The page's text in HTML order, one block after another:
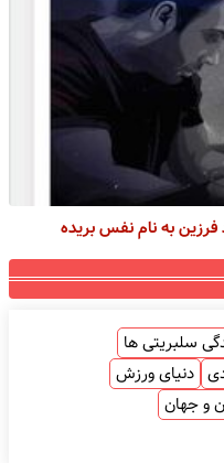
به نام نفس بریده
سلبریتی ها
دنیای ورزش
و جهان